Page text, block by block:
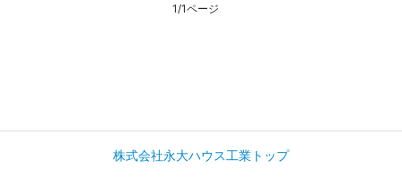
1/1ページ
株式会社永大ハウス工業トップ